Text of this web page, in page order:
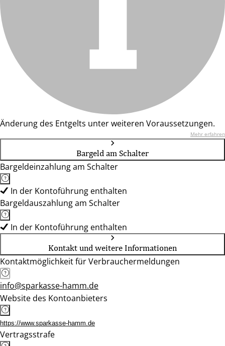
Änderung des Entgelts unter weiteren Voraussetzungen.
Mehr erfahren
Bargeld am Schalter
Bargeldeinzahlung am Schalter
In der Kontoführung enthalten
Bargeldauszahlung am Schalter
In der Kontoführung enthalten
Kontakt und weitere Informationen
Kontaktmöglichkeit für Verbrauchermeldungen
info@sparkasse-hamm.de
Website des Kontoanbieters
https://www.sparkasse-hamm.de
Vertragsstrafe